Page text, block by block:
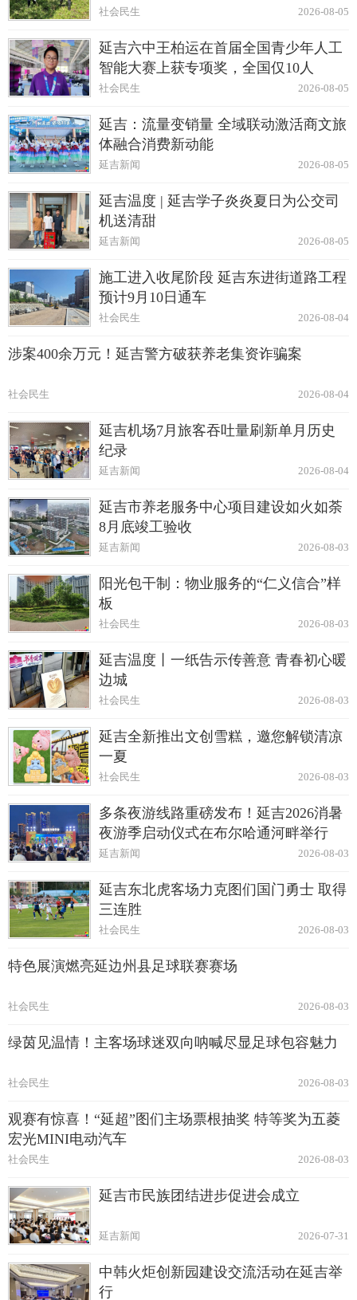
2026-08-05
社会民生
延吉六中王柏运在首届全国青少年人工
智能大赛上获专项奖，全国仅10人
2026-08-05
社会民生
延吉：流量变销量 全域联动激活商文旅
体融合消费新动能
2026-08-05
延吉新闻
延吉温度 | 延吉学子炎炎夏日为公交司
机送清甜
2026-08-05
延吉新闻
施工进入收尾阶段 延吉东进街道路工程
预计9月10日通车
2026-08-04
社会民生
涉案400余万元！延吉警方破获养老集资诈骗案
2026-08-04
社会民生
延吉机场7月旅客吞吐量刷新单月历史
纪录
2026-08-04
延吉新闻
延吉市养老服务中心项目建设如火如荼
8月底竣工验收
2026-08-03
延吉新闻
阳光包干制：物业服务的“仁义信合”样
板
2026-08-03
社会民生
延吉温度丨一纸告示传善意 青春初心暖
边城
2026-08-03
社会民生
延吉全新推出文创雪糕，邀您解锁清凉
一夏
2026-08-03
社会民生
多条夜游线路重磅发布！延吉2026消暑
夜游季启动仪式在布尔哈通河畔举行
2026-08-03
延吉新闻
延吉东北虎客场力克图们国门勇士 取得
三连胜
2026-08-03
社会民生
特色展演燃亮延边州县足球联赛赛场
2026-08-03
社会民生
绿茵见温情！主客场球迷双向呐喊尽显足球包容魅力
2026-08-03
社会民生
观赛有惊喜！“延超”图们主场票根抽奖 特等奖为五菱
宏光MINI电动汽车
2026-08-03
社会民生
延吉市民族团结进步促进会成立
2026-07-31
延吉新闻
中韩火炬创新园建设交流活动在延吉举
行